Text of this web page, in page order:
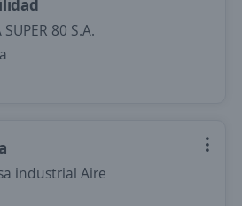
80 S.A.
industrial Aire